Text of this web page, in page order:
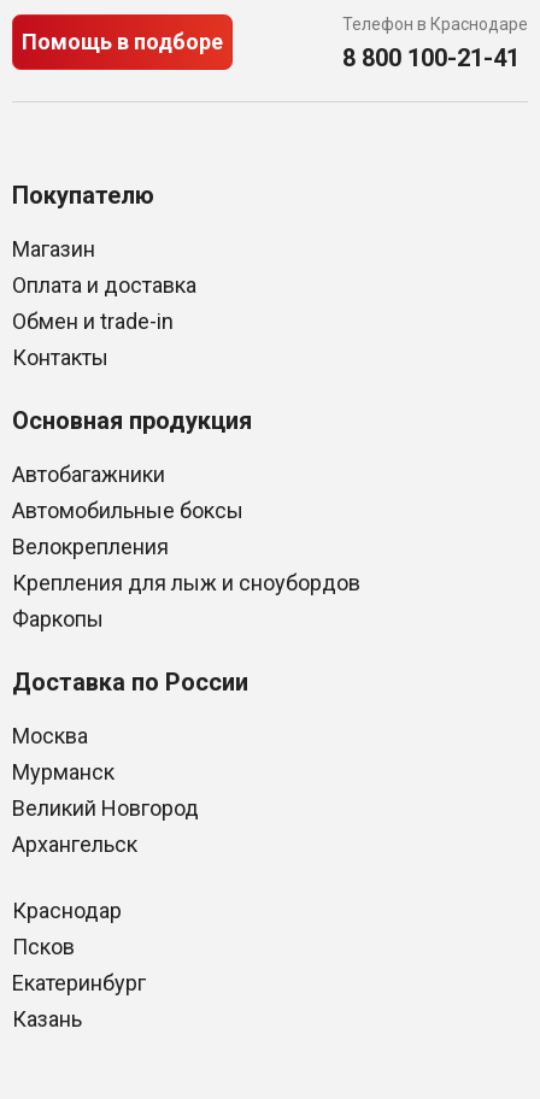
Помощь в подборе
Телефон в Краснодаре
8 800 100-21-41
Покупателю
Магазин
Оплата и доставка
Обмен и trade-in
Контакты
Основная продукция
Автобагажники
Автомобильные боксы
Велокрепления
Крепления для лыж и сноубордов
Фаркопы
Доставка по России
Москва
Мурманск
Великий Новгород
Архангельск
Краснодар
Псков
Екатеринбург
Казань